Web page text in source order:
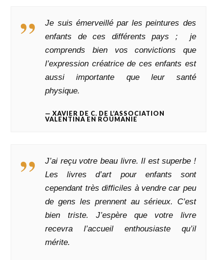
Je suis émerveillé par les peintures des
enfants de ces différents pays ; je
comprends bien vos convictions que
l’expression créatrice de ces enfants est
aussi importante que leur santé
physique.
XAVIER DE C. DE L’ASSOCIATION
VALENTINA EN ROUMANIE
J’ai reçu votre beau livre. Il est superbe !
Les livres d’art pour enfants sont
cependant très difficiles à vendre car peu
de gens les prennent au sérieux. C’est
bien triste. J’espère que votre livre
recevra l’accueil enthousiaste qu’il
mérite.